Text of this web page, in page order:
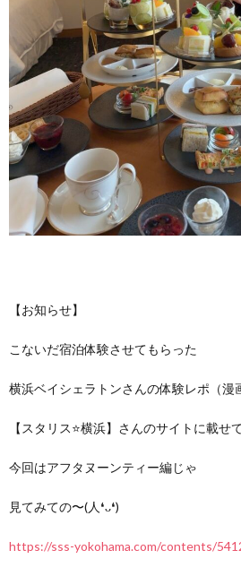
【お知らせ】
こないだ宿泊体験させてもらった
横浜ベイシェラトンさんの体験レポ（漫
【スタリス⭐️横浜】さんのサイトに載せ
今回はアフタヌーンティー編じゃ
見てみての〜(人❛ᴗ❛)
https://sss-yokohama.com/contents/